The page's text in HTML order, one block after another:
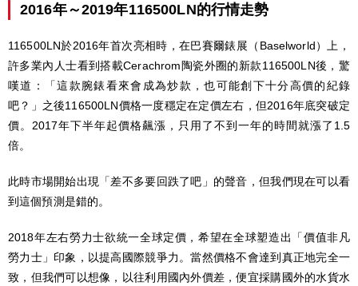
2016年～2019年116500LN的行情走勢
116500LN於2016年首次亮相時，在巴賽爾錶展（Baselworld）上，
許多業內人士看到搭載Cerachrom陶瓷外圈的新款116500LN後，驚
嘆道：「這款腕錶看來會成為炒款，也可能創下十分高價的紀錄
吧？」之後116500LN價格一度穩定在定價左右，但2016年底突破定
價。2017年下半年起價格飆漲，只用了不到一年的時間就漲了1.5
倍。
此時市場開始出現「差不多要回跌了吧」的聲音，但我們現在可以看
到這個預測是錯的。
2018年左右勞力士欲統一全球定價，希望在全球塑造出「價值非凡
勞力士」印象，以提高國際競爭力。當然價格不會達到真正地完全一
致，但我們可以想像，以往利用國內外價差，便宜採購國外的水貨水